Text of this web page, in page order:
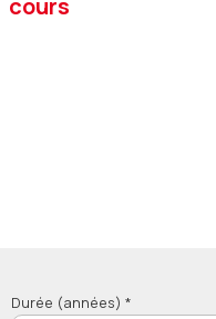
Durée (années) *